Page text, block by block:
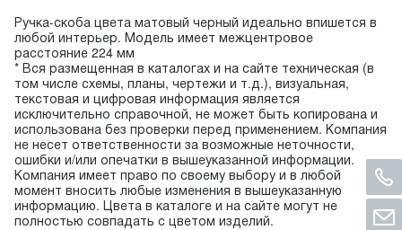
Ручка-скоба цвета матовый черный идеально впишется в
любой интерьер. Модель имеет межцентровое
расстояние 224 мм
* Вся размещенная в каталогах и на сайте техническая (в
том числе схемы, планы, чертежи и т.д.), визуальная,
текстовая и цифровая информация является
исключительно справочной, не может быть копирована и
использована без проверки перед применением. Компания
не несет ответственности за возможные неточности,
ошибки и/или опечатки в вышеуказанной информации.
Компания имеет право по своему выбору и в любой
момент вносить любые изменения в вышеуказанную
информацию. Цвета в каталоге и на сайте могут не
полностью совпадать с цветом изделий.